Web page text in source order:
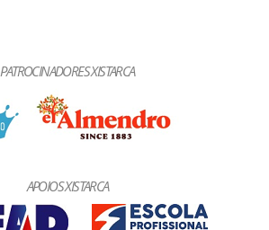
PATROCINADORES XISTARCA
APOIOS XISTARCA